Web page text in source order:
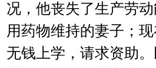
况，他丧失了生产劳
用药物维持的妻子；
无钱上学，请求资助